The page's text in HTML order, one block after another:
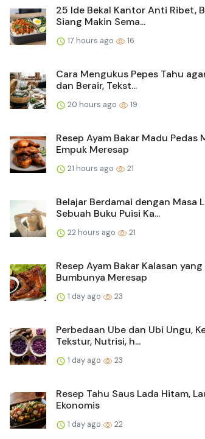
25 Ide Bekal Kantor Anti Ribet,
Siang Makin Sema...
17 hours ago 16
Cara Mengukus Pepes Tahu
dan Berair, Tekst...
20 hours ago 19
Resep Ayam Bakar Madu Pedas
Empuk Meresap
21 hours ago 21
Belajar Berdamai dengan Masa
Sebuah Buku Puisi Ka...
22 hours ago 21
Resep Ayam Bakar Kalasan
Bumbunya Meresap
1 day ago 23
Perbedaan Ube dan Ubi Ungu,
Tekstur, Nutrisi, h...
1 day ago 23
Resep Tahu Saus Lada Hitam,
Ekonomis
1 day ago 22